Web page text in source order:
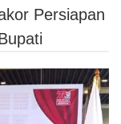
Persiapan